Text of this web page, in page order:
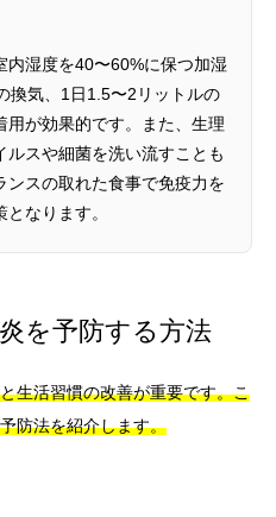
内湿度を40〜60%に保つ加湿
換気、1日1.5〜2リットルの
が効果的です。また、生理
スや細菌を洗い流すことも
スの取れた食事で免疫力を
なります。
を予防する方法
生活習慣の改善が重要です。こ
防法を紹介します。